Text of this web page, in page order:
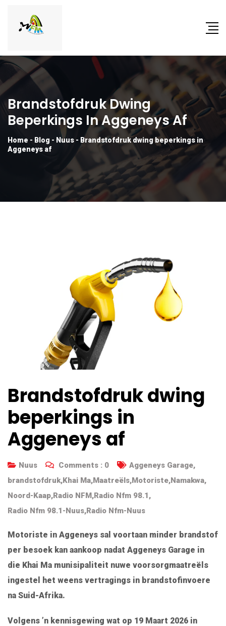
Brandstofdruk Dwing
Beperkings In Aggeneys Af
Home - Blog - Nuus - Brandstofdruk dwing beperkings in
Aggeneys af
Brandstofdruk dwing
beperkings in
Aggeneys af
Nuus Comments : 0 Aggeneys Garage,
brandstofdruk,Khai Ma,Maatreëls,Motoriste,Namakwa,
Noord-Kaap,Radio NFM,Radio Nfm 98.1,
Radio Nfm 98.1-Nuus,Radio Nfm-Nuus
Motoriste in Aggeneys sal voortaan minder brandstof
per besoek kan aankoop nadat Aggeneys Garage in
die Khai Ma munisipaliteit nuwe voorsorgmaatreëls
ingestel het weens vertragings in brandstofinvoere
na Suid-Afrika.
Volgens ’n kennisgewing wat op 19 Maart 2026 in